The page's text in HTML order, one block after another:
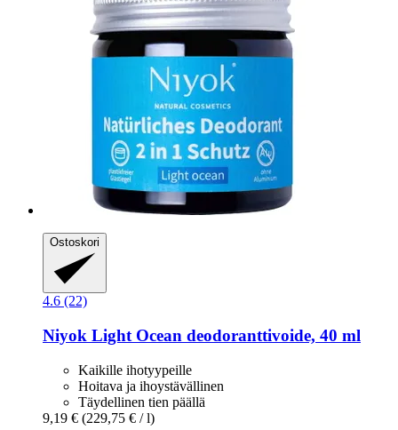
Ostoskori
4.6 (22)
Niyok Light Ocean deodoranttivoide, 40 ml
Kaikille ihotyypeille
Hoitava ja ihoystävällinen
Täydellinen tien päällä
9,19 € (229,75 € / l)